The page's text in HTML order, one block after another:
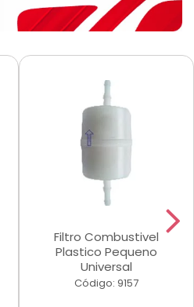
Filtro Combustivel
Plastico Pequeno
Universal
Código: 9157